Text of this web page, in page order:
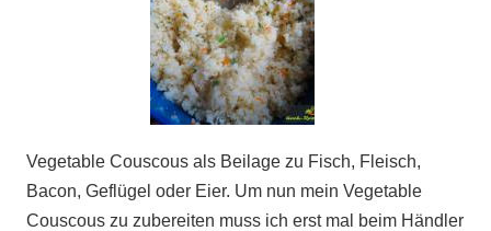
Vegetable Couscous als Beilage zu Fisch, Fleisch,
Bacon, Geflügel oder Eier. Um nun mein Vegetable
Couscous zu zubereiten muss ich erst mal beim Händler